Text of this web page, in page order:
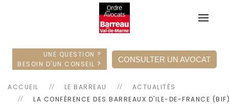
UNE QUESTION ?
BESOIN D'UN CONSEIL ?
CONSULTER UN AVOCAT
ACCUEIL LE BARREAU
ACTUALITÉS
LA CONFÉRENCE DES BARREAUX D'ILE-DE-FRANCE